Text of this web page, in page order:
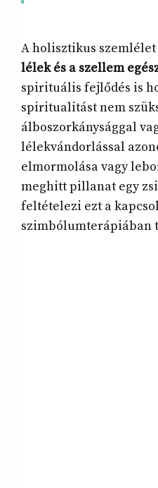
A holisztikus
lélek és a szellem
spirituális fejlődés is
spiritualitást nem
álboszorkánysággal
lélekvándorlással
elmormolása vagy
meghitt pillanat egy
feltételezi ezt a
szimbólumterápiában